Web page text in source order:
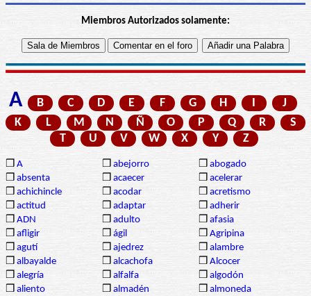
Miembros Autorizados solamente:
A B C D E F G H I
J
K
L M N Ñ O P Q R
S
T
U V W X Y Z
❒ A ❒ abejorro ❒ abogado
❒ absenta ❒ acaecer ❒ acelerar
❒ achichincle ❒ acodar ❒ acretismo
❒ actitud ❒ adaptar ❒ adherir
❒ ADN ❒ adulto ❒ afasia
❒ afligir ❒ ágil ❒ Agripina
❒ agutí ❒ ajedrez ❒ alambre
❒ albayalde ❒ alcachofa ❒ Alcocer
❒ alegría ❒ alfalfa ❒ algodón
❒ aliento ❒ almadén ❒ almoneda